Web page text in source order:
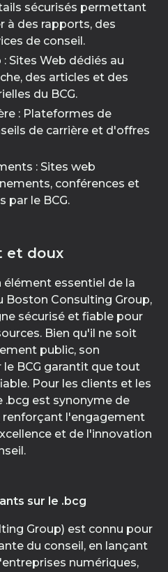
sécurisés permettant
à des rapports, des
de conseil.
Sites Web dédiés au
des articles et des
du BCG.
: Plateformes de
de carrière et d'offres
: Sites web
conférences et
par le BCG.
et doux
élément essentiel de la
Boston Consulting Group,
sécurisé et fiable pour
Bien qu'il ne soit
public, son
BCG garantit que tout
Pour les clients et les
.bcg est synonyme de
l'engagement
et de l'innovation
sur le .bcg
Group) est connu pour
du conseil, en lançant
numériques,